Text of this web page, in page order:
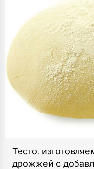
Тесто,
дрожжей с